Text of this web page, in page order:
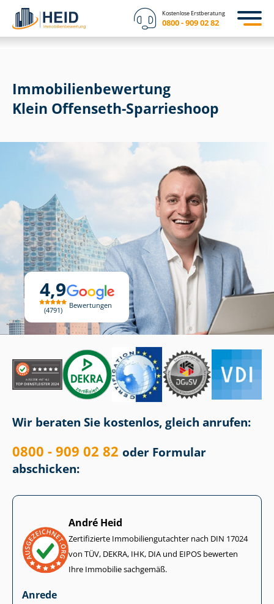
Kostenlose Erstberatung
0800 - 909 02 82
4,9
4791
Bewertungen
Immobilien­bewertung
Klein Offenseth-Sparrieshoop
Wir beraten Sie kostenlos, gleich anrufen:
0800 - 909 02 82 oder Formular
abschicken:
André Heid
Zertifizierte Im­mo­bi­li­en­gut­ach­ter nach DIN 17024
von TÜV, DEKRA, IHK, DIA und EIPOS bewerten
Ihre Immobilie sachgemäß.
Anrede